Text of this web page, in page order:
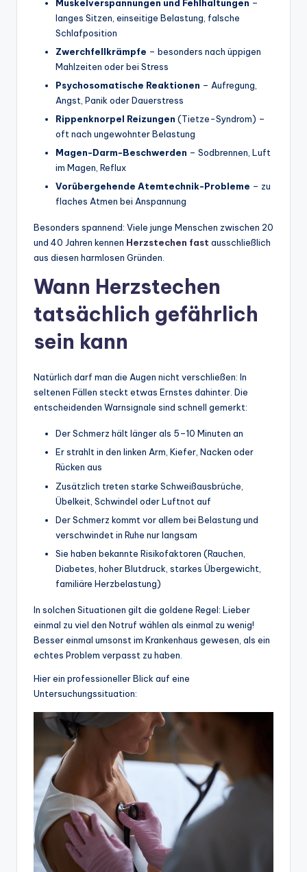
Muskelverspannungen und Fehlhaltungen –
langes Sitzen, einseitige Belastung, falsche
Schlafposition
Zwerchfellkrämpfe – besonders nach üppigen
Mahlzeiten oder bei Stress
Psychosomatische Reaktionen – Aufregung,
Angst, Panik oder Dauerstress
Rippenknorpel Reizungen (Tietze-Syndrom) –
oft nach ungewohnter Belastung
Magen-Darm-Beschwerden – Sodbrennen, Luft
im Magen, Reflux
Vorübergehende Atemtechnik-Probleme – zu
flaches Atmen bei Anspannung
Besonders spannend: Viele junge Menschen zwischen 20
und 40 Jahren kennen Herzstechen fast ausschließlich
aus diesen harmlosen Gründen.
Wann Herzstechen
tatsächlich gefährlich
sein kann
Natürlich darf man die Augen nicht verschließen: In
seltenen Fällen steckt etwas Ernstes dahinter. Die
entscheidenden Warnsignale sind schnell gemerkt:
Der Schmerz hält länger als 5–10 Minuten an
Er strahlt in den linken Arm, Kiefer, Nacken oder
Rücken aus
Zusätzlich treten starke Schweißausbrüche,
Übelkeit, Schwindel oder Luftnot auf
Der Schmerz kommt vor allem bei Belastung und
verschwindet in Ruhe nur langsam
Sie haben bekannte Risikofaktoren (Rauchen,
Diabetes, hoher Blutdruck, starkes Übergewicht,
familiäre Herzbelastung)
In solchen Situationen gilt die goldene Regel: Lieber
einmal zu viel den Notruf wählen als einmal zu wenig!
Besser einmal umsonst im Krankenhaus gewesen, als ein
echtes Problem verpasst zu haben.
Hier ein professioneller Blick auf eine
Untersuchungssituation: